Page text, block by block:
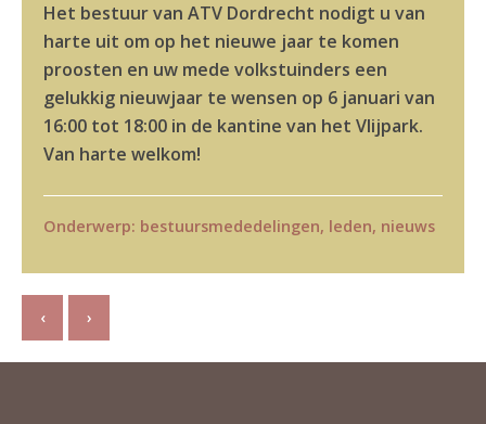
Het bestuur van ATV Dordrecht nodigt u van
harte uit om op het nieuwe jaar te komen
proosten en uw mede volkstuinders een
gelukkig nieuwjaar te wensen op 6 januari van
16:00 tot 18:00 in de kantine van het Vlijpark.
Van harte welkom!
Onderwerp: bestuursmededelingen, leden, nieuws
‹ ›